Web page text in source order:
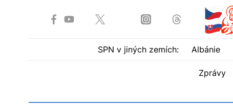
SPN v jiných zemích: Albánie
Zprávy